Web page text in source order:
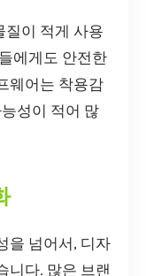
질이 적게 사용
에게도 안전한
웨어는 착용감
성이 적어 많
을 넘어서, 디자
니다. 많은 브랜